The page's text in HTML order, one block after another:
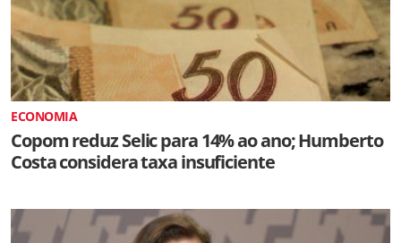
ECONOMIA
Copom reduz Selic para 14% ao ano; Humberto
Costa considera taxa insuficiente